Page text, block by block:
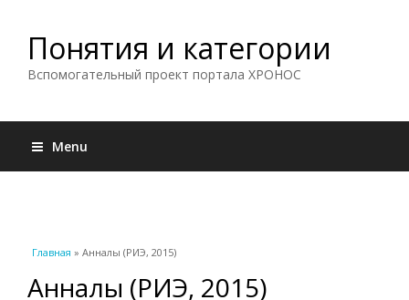
Понятия и категории
Вспомогательный проект портала ХРОНОС
Menu
Вы здесь
Главная » Анналы (РИЭ, 2015)
Анналы (РИЭ, 2015)